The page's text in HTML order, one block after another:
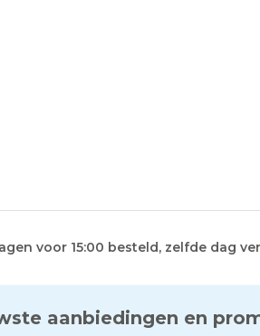
voor 15:00 besteld, zelfde dag
aanbiedingen en